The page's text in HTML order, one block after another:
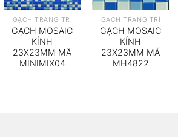
GẠCH TRANG TRÍ
GẠCH MOSAIC
KÍNH
23X23MM MÃ
MINIMIX04
GẠCH TRANG TRÍ
GẠCH MOSAIC
KÍNH
23X23MM MÃ
MH4822